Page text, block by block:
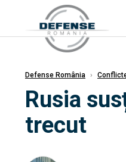
Defense România ›
Rusia
trecut